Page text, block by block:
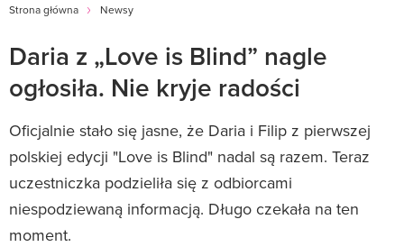
Strona główna Newsy
Daria z „Love is Blind” nagle
ogłosiła. Nie kryje radości
Oficjalnie stało się jasne, że Daria i Filip z pierwszej
polskiej edycji "Love is Blind" nadal są razem. Teraz
uczestniczka podzieliła się z odbiorcami
niespodziewaną informacją. Długo czekała na ten
moment.